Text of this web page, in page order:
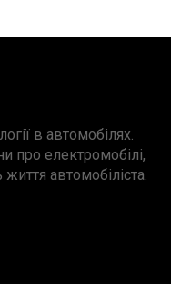
в автомобілях.
про електромобілі,
автомобіліста.